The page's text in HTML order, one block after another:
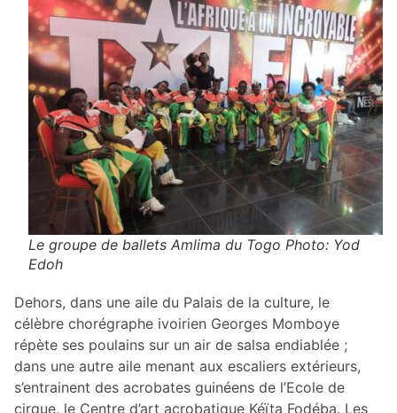
Le groupe de ballets Amlima du Togo Photo: Yod
Edoh
Dehors, dans une aile du Palais de la culture, le
célèbre chorégraphe ivoirien Georges Momboye
répète ses poulains sur un air de salsa endiablée ;
dans une autre aile menant aux escaliers extérieurs,
s’entrainent des acrobates guinéens de l’Ecole de
cirque, le Centre d’art acrobatique Kéïta Fodéba. Les